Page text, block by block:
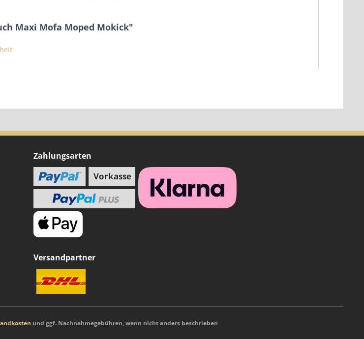
Maxi Mofa Moped Mokick"
Zahlungsarten
Versandpartner
und ggf. Nachnahmegebühren, wenn nicht anders beschrieben